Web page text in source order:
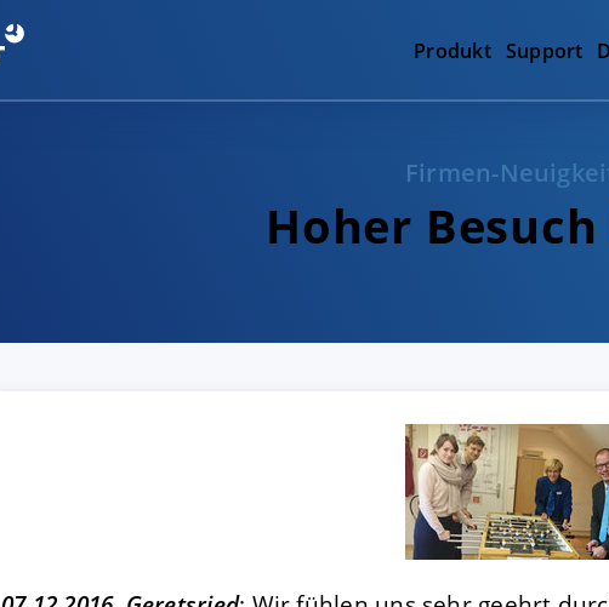
Produkt Support
Firmen-
Hoher Besuch